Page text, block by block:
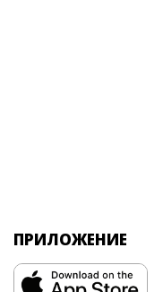
ПРИЛОЖЕНИЕ